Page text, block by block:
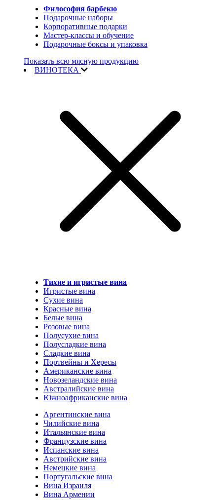
Философия барбекю
Подарочные наборы
Корпоративные подарки
Мастер-классы и обучение
Подарочные боксы и упаковка
Показать всю мясную продукцию
ВИНОТЕКА
Тихие и игристые вина
Игристые вина
Сухие вина
Красные вина
Белые вина
Розовые вина
Полусухие вина
Полусладкие вина
Сладкие вина
Портвейны и Хересы
Американские вина
Новозеландские вина
Австралийские вина
Южноафриканские вина
Аргентинские вина
Чилийские вина
Итальянские вина
Французские вина
Испанские вина
Австрийские вина
Немецкие вина
Португальские вина
Вина Израиля
Вина Армении